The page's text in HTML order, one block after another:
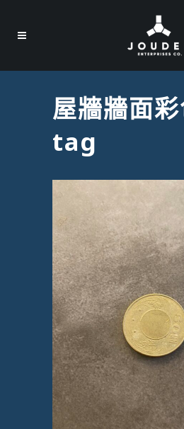
屋牆牆面
tag